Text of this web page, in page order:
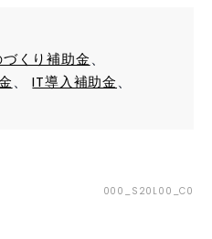
づくり補助金
IT導入補助金
000_S20L00_C0